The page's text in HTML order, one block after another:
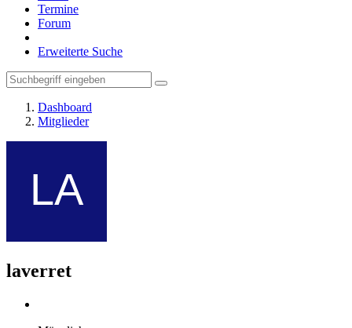
Termine
Forum
Erweiterte Suche
Dashboard
Mitglieder
laverret